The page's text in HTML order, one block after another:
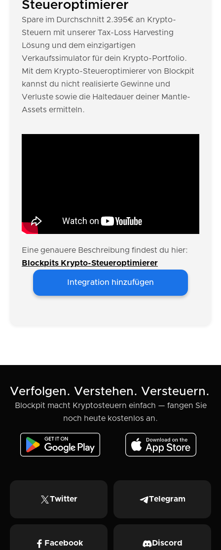
Steueroptimierer
Spare im Durchschnitt 2.395€ an Krypto-
Steuern mit unserer Tax-Loss Harvesting
Lösung und dem einzigartigen
Verkaufssimulator für dein Krypto-Portfolio.
Mit dem Krypto-Steueroptimierer von Blockpit
kannst du nicht realisierte Gewinne und
Verluste sowie die Haltedauer deiner Mantle-
Assets ermitteln.
Eine genauere Beschreibung findest du hier:
Blockpits Krypto-Steueroptimierer
Integration hinzufügen
Verfolgen. Verstehen. Versteuern.
Blockpit macht Kryptosteuern einfach — fangen Sie
noch heute kostenlos an.
Twitter Telegram
Facebook Discord